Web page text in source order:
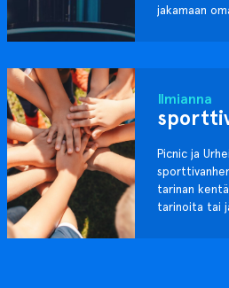
jakamaan
Ilmianna
Picnic ja
tarinan
tarinoita tai